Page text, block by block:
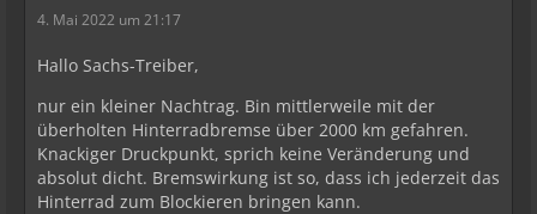
4. Mai 2022 um 21:17
Hallo Sachs-Treiber,
nur ein kleiner Nachtrag. Bin mittlerweile mit der
überholten Hinterradbremse über 2000 km gefahren.
Knackiger Druckpunkt, sprich keine Veränderung und
absolut dicht. Bremswirkung ist so, dass ich jederzeit das
Hinterrad zum Blockieren bringen kann.